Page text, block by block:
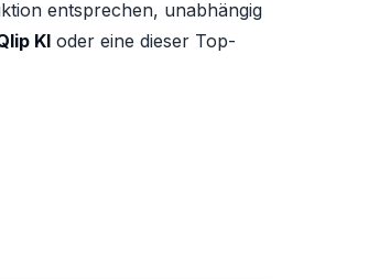
entsprechen, unabhängig
KI oder eine dieser Top-